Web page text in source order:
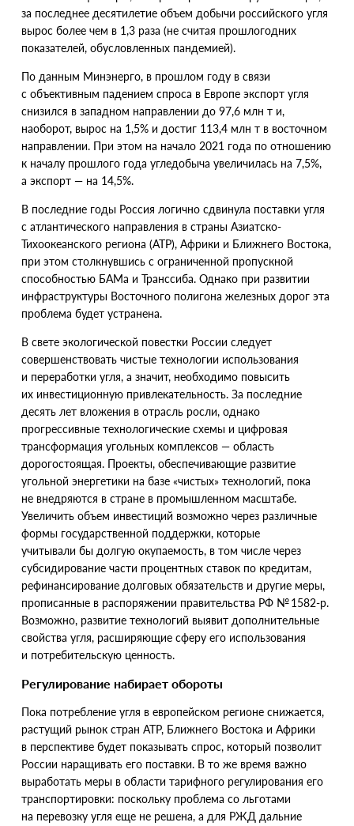
за последнее десятилетие объем добычи российского угля
вырос более чем в 1,3 раза (не считая прошлогодних
показателей, обусловленных пандемией).
По данным Минэнерго, в прошлом году в связи
с объективным падением спроса в Европе экспорт угля
снизился в западном направлении до 97,6 млн т и,
наоборот, вырос на 1,5% и достиг 113,4 млн т в восточном
направлении. При этом на начало 2021 года по отношению
к началу прошлого года угледобыча увеличилась на 7,5%,
а экспорт — на 14,5%.
В последние годы Россия логично сдвинула поставки угля
с атлантического направления в страны Азиатско-
Тихоокеанского региона (АТР), Африки и Ближнего Востока,
при этом столкнувшись с ограниченной пропускной
способностью БАМа и Транссиба. Однако при развитии
инфраструктуры Восточного полигона железных дорог эта
проблема будет устранена.
В свете экологической повестки России следует
совершенствовать чистые технологии использования
и переработки угля, а значит, необходимо повысить
их инвестиционную привлекательность. За последние
десять лет вложения в отрасль росли, однако
прогрессивные технологические схемы и цифровая
трансформация угольных комплексов — область
дорогостоящая. Проекты, обеспечивающие развитие
угольной энергетики на базе «чистых» технологий, пока
не внедряются в стране в промышленном масштабе.
Увеличить объем инвестиций возможно через различные
формы государственной поддержки, которые
учитывали бы долгую окупаемость, в том числе через
субсидирование части процентных ставок по кредитам,
рефинансирование долговых обязательств и другие меры,
прописанные в распоряжении правительства РФ № 1582-р.
Возможно, развитие технологий выявит дополнительные
свойства угля, расширяющие сферу его использования
и потребительскую ценность.
Регулирование набирает обороты
Пока потребление угля в европейском регионе снижается,
растущий рынок стран АТР, Ближнего Востока и Африки
в перспективе будет показывать спрос, который позволит
России наращивать его поставки. В то же время важно
выработать меры в области тарифного регулирования его
транспортировки: поскольку проблема со льготами
на перевозку угля еще не решена, а для РЖД дальние